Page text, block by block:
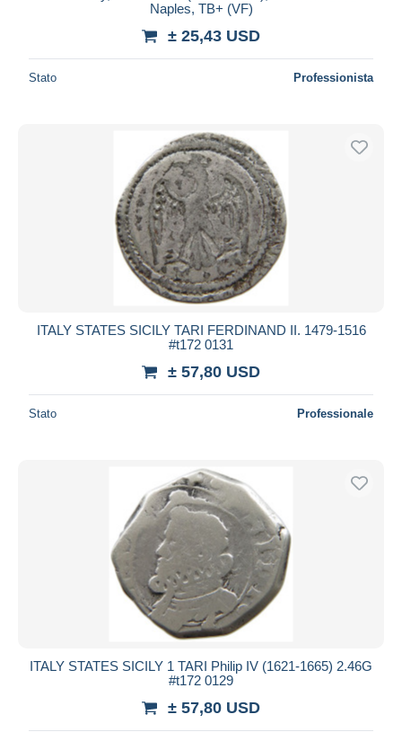
Naples, TB+ (VF)
± 25,43 USD
Stato Professionista
ITALY STATES SICILY TARI FERDINAND II. 1479-1516
#t172 0131
± 57,80 USD
Stato Professionale
ITALY STATES SICILY 1 TARI Philip IV (1621-1665) 2.46G
#t172 0129
± 57,80 USD